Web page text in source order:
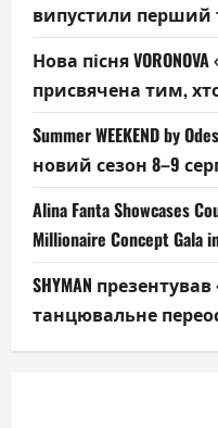
випустили перший
Нова пісня
присвячена тим,
Summer WEEKEND by
новий сезон 8–9
Alina Fanta Showcases
Millionaire Concept Gala
SHYMAN презентував
танцювальне